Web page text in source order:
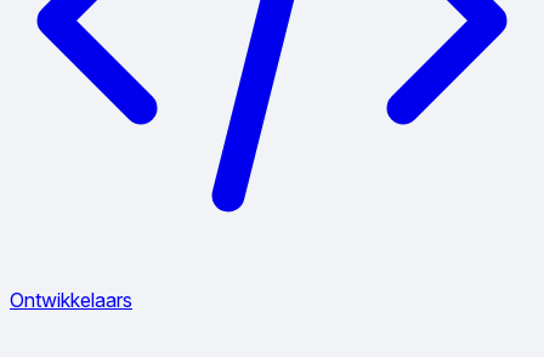
Ontwikkelaars